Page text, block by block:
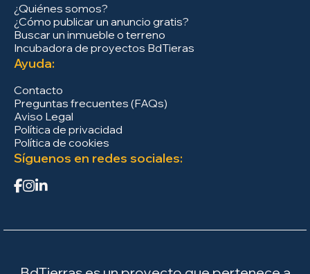
¿Quiénes somos?
¿Cómo publicar un anuncio gratis?
Buscar un inmueble o terreno
Incubadora de proyectos BdTieras
Ayuda:
Contacto
Preguntas frecuentes (FAQs)
Aviso Legal
Política de privacidad
Política de cookies
Síguenos en redes sociales: